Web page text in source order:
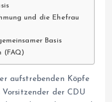
und die Ehefrau
Basis
(FAQ)
aufstrebenden Köpfe
der CDU